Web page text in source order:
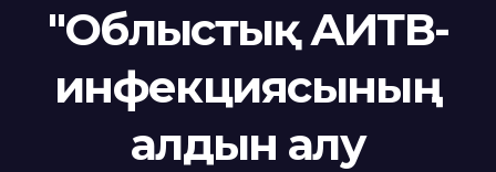
"Облыстық АИТВ-
инфекциясының
алдын алу